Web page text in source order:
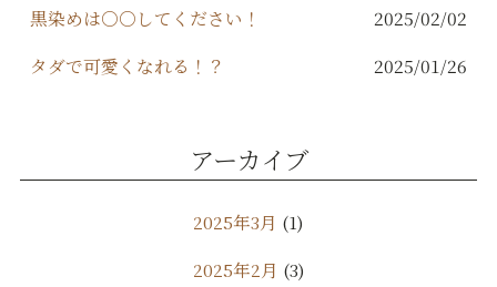
黒染めは○○してください！
2025/02/02
タダで可愛くなれる！？
2025/01/26
アーカイブ
2025年3月 (1)
2025年2月 (3)